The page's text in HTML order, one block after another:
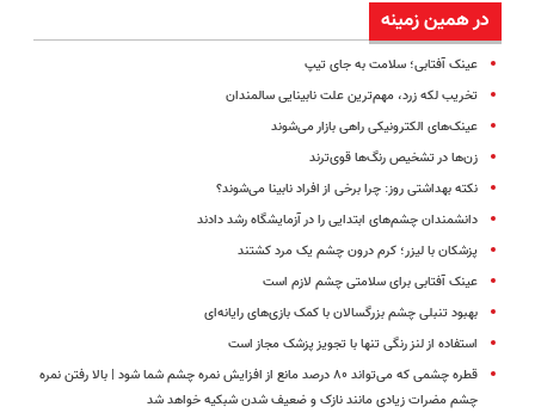
در همین زمینه
عینک آفتابی؛ سلامت به جای تیپ
تخریب لکه زرد، مهم‌ترین علت نابینایی سالمندان
عینک‌های الکترونیکی راهی بازار می‌شوند
زن‌ها در تشخیص رنگ‌ها قوی‌ترند
نکته بهداشتی روز: چرا برخی از افراد نابینا می‌شوند؟
دانشمندان چشم‌های ابتدایی را در آزمایشگاه رشد دادند
پزشکان با لیزر؛ کرم درون چشم یک مرد کشتند
عینک آفتابی برای سلامتی چشم لازم است
بهبود تنبلی چشم بزرگسالان با کمک بازی‌های رایانه‌ای
استفاده از لنز رنگی تنها با تجویز پزشک مجاز است
قطره چشمی که می‌تواند ۸۰ درصد مانع از افزایش نمره چشم شما شود | بالا رفتن نمره
چشم مضرات زیادی مانند نازک و ضعیف شدن شبکیه خواهد شد